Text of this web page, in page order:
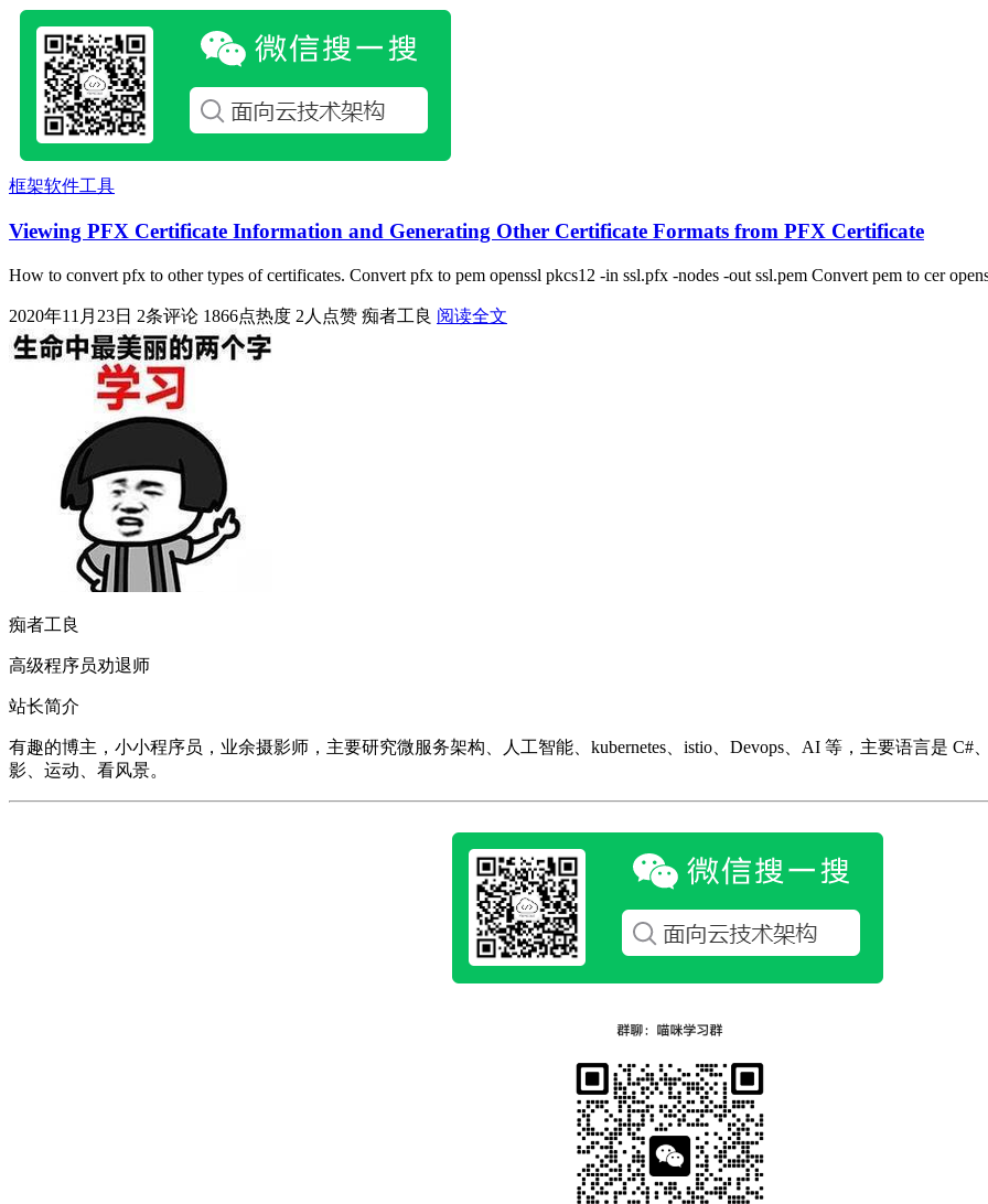
框架软件工具
Viewing PFX Certificate Information and Generating Other Certificate Formats from PFX Certificate
How to convert pfx to other types of certificates. Convert pfx to pem openssl pkcs12 -in ssl.pfx -nodes -out ssl.pem Convert pem to cer
2020年11月23日 2条评论 1866点热度 2人点赞 痴者工良 阅读全文
痴者工良
高级程序员劝退师
站长简介
有趣的博主，小小程序员，业余摄影师，主要研究微服务架构、人工智能、kubernetes、istio、Devops、AI 等，主要语言是 C#
影、运动、看风景。